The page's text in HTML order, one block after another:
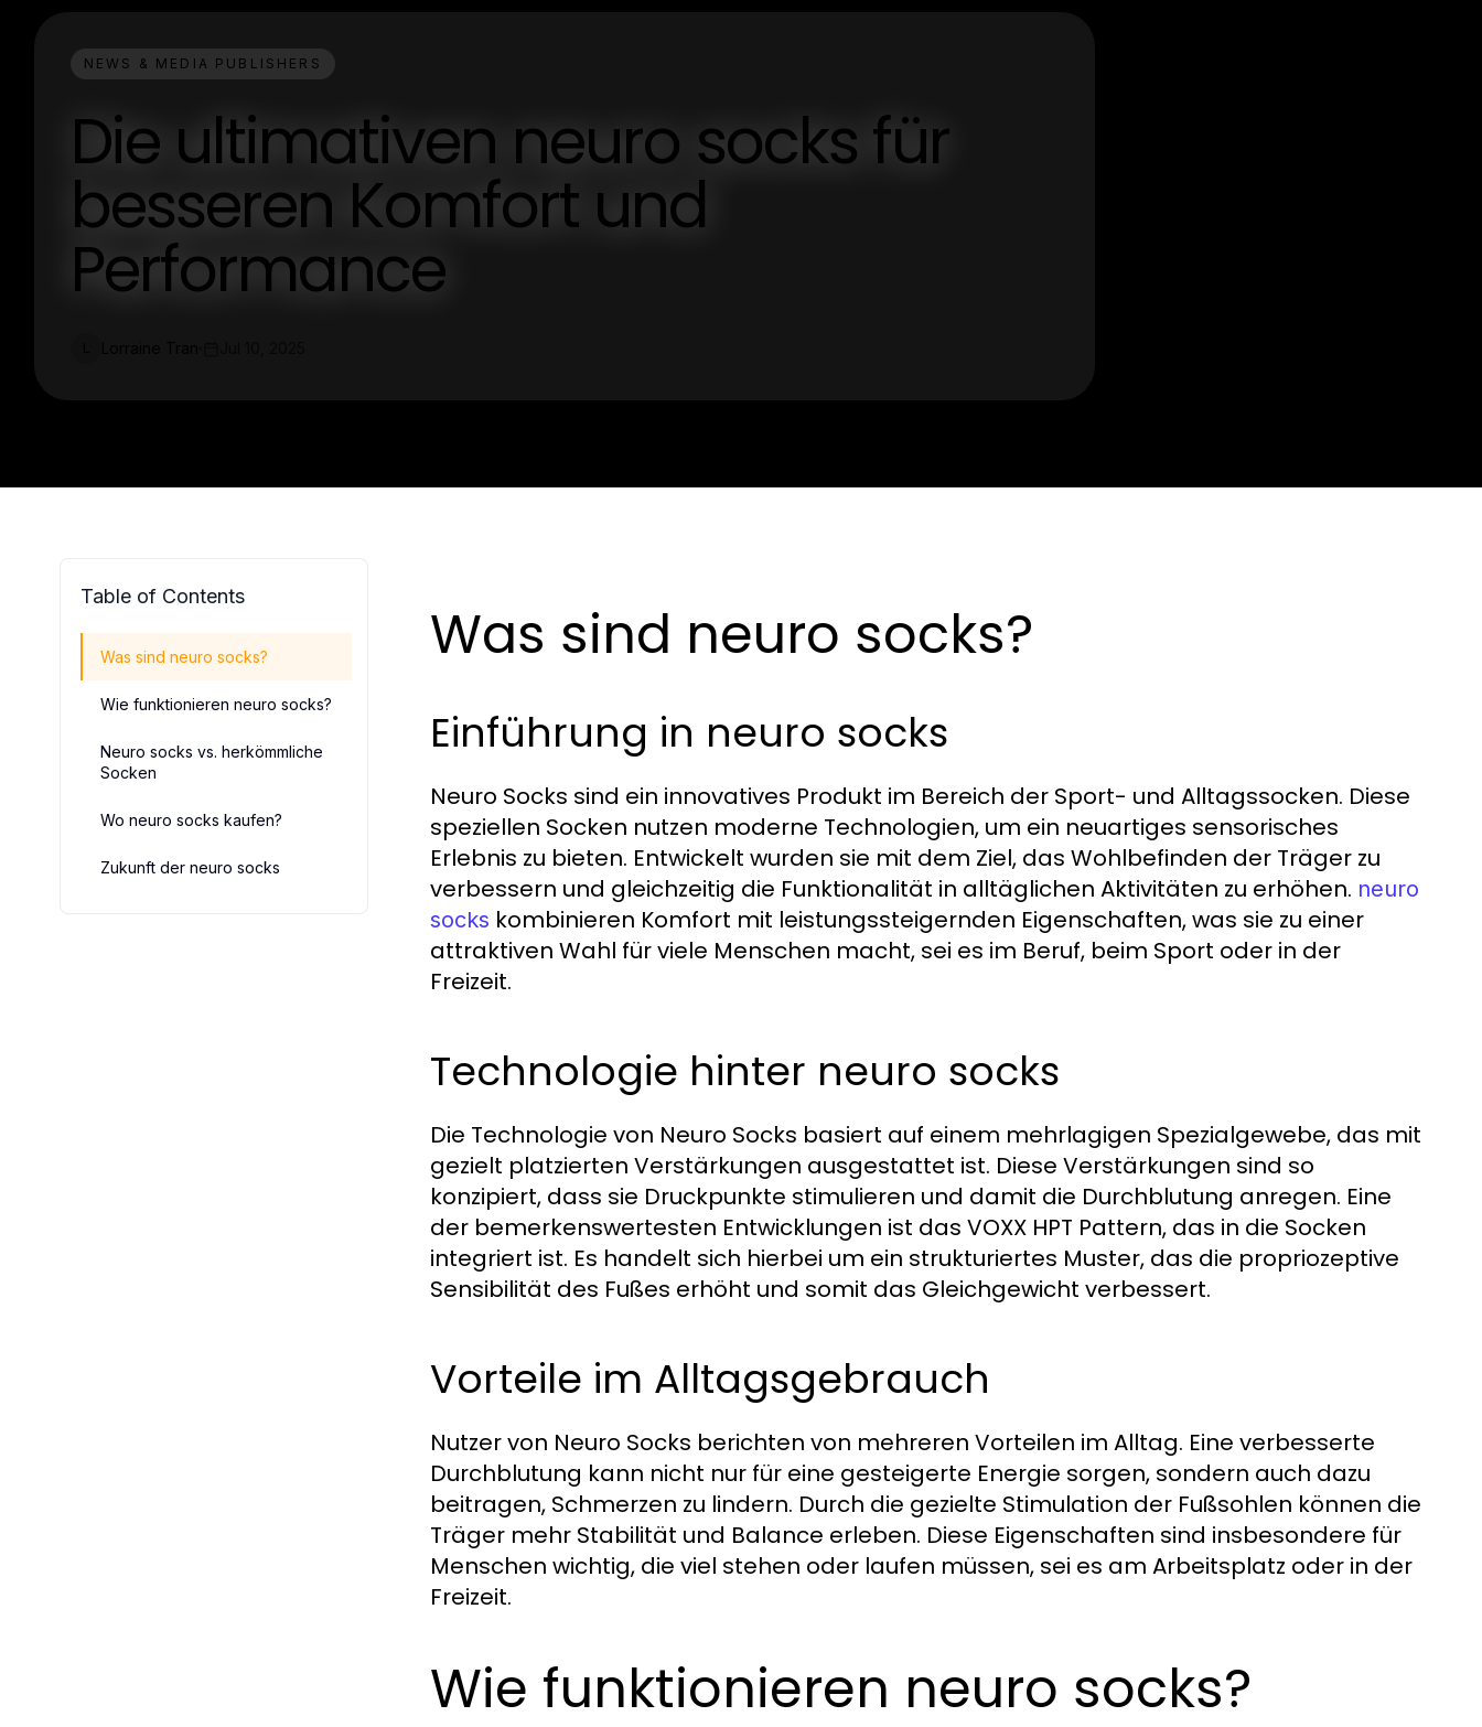
NEWS & MEDIA PUBLISHERS
Die ultimativen neuro socks für
besseren Komfort und
Performance
Table of Contents
Was sind neuro socks?
Wie funktionieren neuro socks?
Neuro socks vs. herkömmliche
Socken
Wo neuro socks kaufen?
Zukunft der neuro socks
Was sind neuro socks?
Einführung in neuro socks
Neuro Socks sind ein innovatives Produkt im Bereich der Sport- und Alltagssocken. Diese
speziellen Socken nutzen moderne Technologien, um ein neuartiges sensorisches
Erlebnis zu bieten. Entwickelt wurden sie mit dem Ziel, das Wohlbefinden der Träger zu
verbessern und gleichzeitig die Funktionalität in alltäglichen Aktivitäten zu erhöhen. neuro
socks kombinieren Komfort mit leistungssteigernden Eigenschaften, was sie zu einer
attraktiven Wahl für viele Menschen macht, sei es im Beruf, beim Sport oder in der
Freizeit.
Technologie hinter neuro socks
Die Technologie von Neuro Socks basiert auf einem mehrlagigen Spezialgewebe, das mit
gezielt platzierten Verstärkungen ausgestattet ist. Diese Verstärkungen sind so
konzipiert, dass sie Druckpunkte stimulieren und damit die Durchblutung anregen. Eine
der bemerkenswertesten Entwicklungen ist das VOXX HPT Pattern, das in die Socken
integriert ist. Es handelt sich hierbei um ein strukturiertes Muster, das die propriozeptive
Sensibilität des Fußes erhöht und somit das Gleichgewicht verbessert.
Vorteile im Alltagsgebrauch
Nutzer von Neuro Socks berichten von mehreren Vorteilen im Alltag. Eine verbesserte
Durchblutung kann nicht nur für eine gesteigerte Energie sorgen, sondern auch dazu
beitragen, Schmerzen zu lindern. Durch die gezielte Stimulation der Fußsohlen können die
Träger mehr Stabilität und Balance erleben. Diese Eigenschaften sind insbesondere für
Menschen wichtig, die viel stehen oder laufen müssen, sei es am Arbeitsplatz oder in der
Freizeit.
Wie funktionieren neuro socks?